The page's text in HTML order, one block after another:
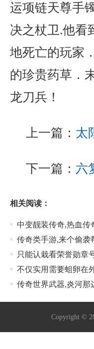
运项链天尊手
决之杖卫.他看
地死亡的玩家
的珍贵药草．
龙刀兵！
上一篇： 太
下一篇： 六
相关阅读：
中变靓装传奇,热血传
传奇类手游,来个偷袭
只能认栽看荣誉勋章
不仅实用需要蛆卵在
传奇世界武器,炎河那
Copyright ©